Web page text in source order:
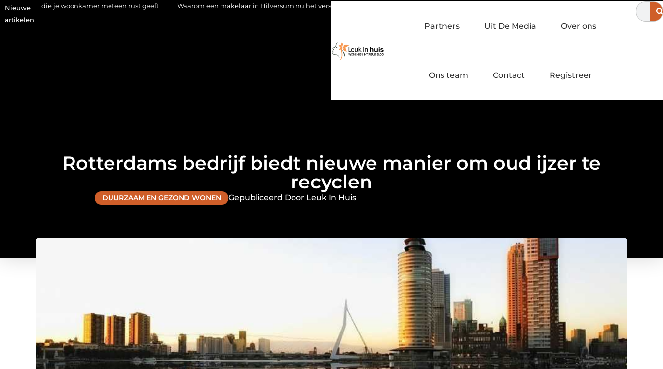
Nieuwe
artikelen
woonkamer meteen rust geeft Waarom een makelaar in Hilversum nu het verschil maakt Waarom kiezen voor een stukadoor in Apeldoorn? Een laagdrempelige workshop servies
Partners Uit De Media Over ons
Ons team Contact Registreer
Rotterdams bedrijf biedt nieuwe manier om oud ijzer te
recyclen
DUURZAAM EN GEZOND WONEN Gepubliceerd Door Leuk In Huis